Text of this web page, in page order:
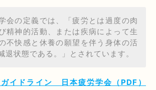
会の定義では、「疲労とは過度の肉
精神的活動、または疾病によって生
不快感と休養の願望を伴う身体の活
退状態である。」とされています。
イドライン 日本疲労学会（PDF）